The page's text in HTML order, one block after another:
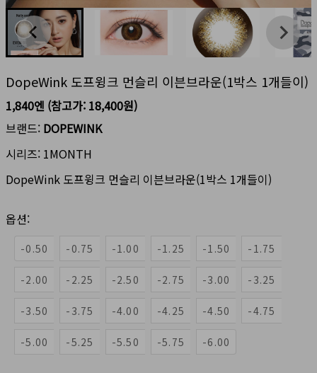
DopeWink 도프윙크 먼슬리 이븐브라운(1박스 1개들이)
1,840엔 (참고가: 18,400원)
브랜드: DOPEWINK
시리즈: 1MONTH
DopeWink 도프윙크 먼슬리 이븐브라운(1박스 1개들이)
옵션:
-0.50 -0.75 -1.00 -1.25 -1.50 -1.75
-2.00 -2.25 -2.50 -2.75 -3.00 -3.25
-3.50 -3.75 -4.00 -4.25 -4.50 -4.75
-5.00 -5.25 -5.50 -5.75 -6.00